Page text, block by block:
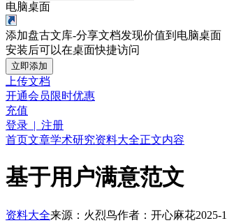
电脑桌面
添加盘古文库-分享文档发现价值到电脑桌面
安装后可以在桌面快捷访问
立即添加
上传文档
开通会员限时优惠
充值
登录 | 注册
首页文章学术研究资料大全正文内容
基于用户满意范文
资料大全来源：火烈鸟作者：开心麻花2025-